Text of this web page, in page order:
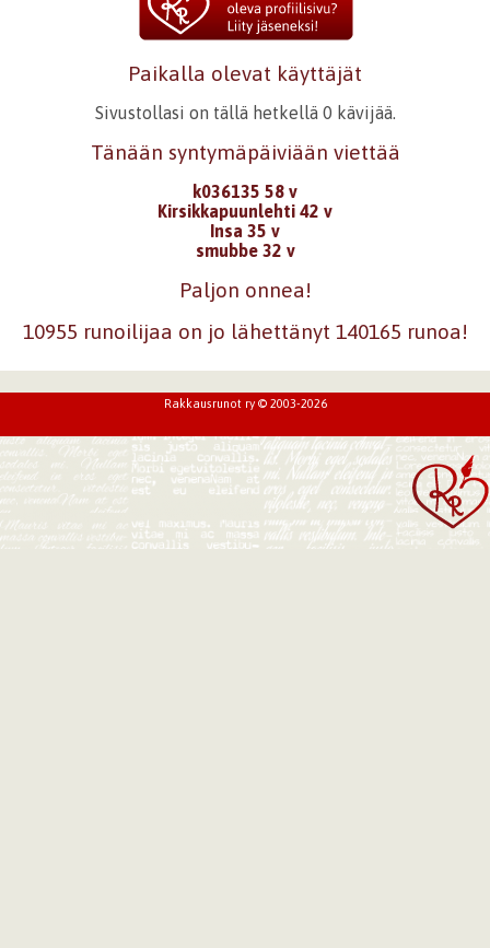
Paikalla olevat käyttäjät
Sivustollasi on tällä hetkellä 0 kävijää.
Tänään syntymäpäiviään viettää
k036135 58 v
Kirsikkapuunlehti 42 v
Insa 35 v
smubbe 32 v
Paljon onnea!
10955 runoilijaa on jo lähettänyt 140165 runoa!
Rakkausrunot ry © 2003-2026